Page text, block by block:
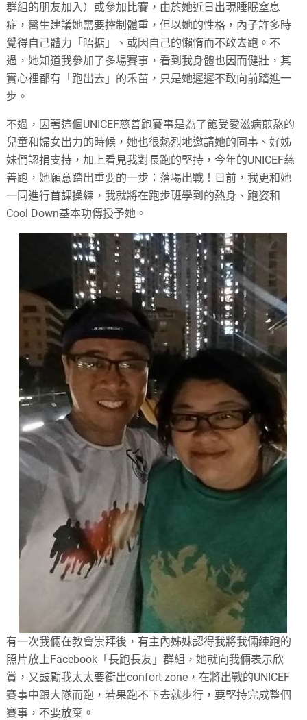
群組的朋友加入）或參加比賽，由於她近日出現睡眠窒息
症，醫生建議她需要控制體重，但以她的性格，內子許多時
覺得自己體力「唔掂」、或因自己的懶惰而不敢去跑。不
過，她知道我參加了多場賽事，看到我身體也因而健壯，其
實心裡都有「跑出去」的禾苗，只是她遲遲不敢向前踏進一
步。
不過，因著這個UNICEF慈善跑賽事是為了飽受愛滋病煎熬的
兒童和婦女出力的時候，她也很熱烈地邀請她的同事、好姊
妹們認捐支持，加上看見我對長跑的堅持，今年的UNICEF慈
善跑，她願意踏出重要的一步：落場出戰！日前，我更和她
一同進行首課操練，我就將在跑步班學到的熱身、跑姿和
Cool Down基本功傳授予她。
有一次我倆在教會崇拜後，有主內姊妹認得我將我倆練跑的
照片放上Facebook「長跑長友」群組，她就向我倆表示欣
賞，又鼓勵我太太要衝出confort zone，在將出戰的UNICEF
賽事中跟大隊而跑，若果跑不下去就步行，要堅持完成整個
賽事，不要放棄。